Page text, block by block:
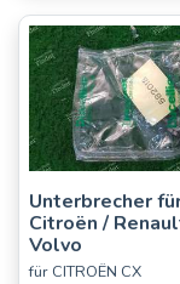
Unterbrecher
Citroën /
Volvo
für CITROËN CX